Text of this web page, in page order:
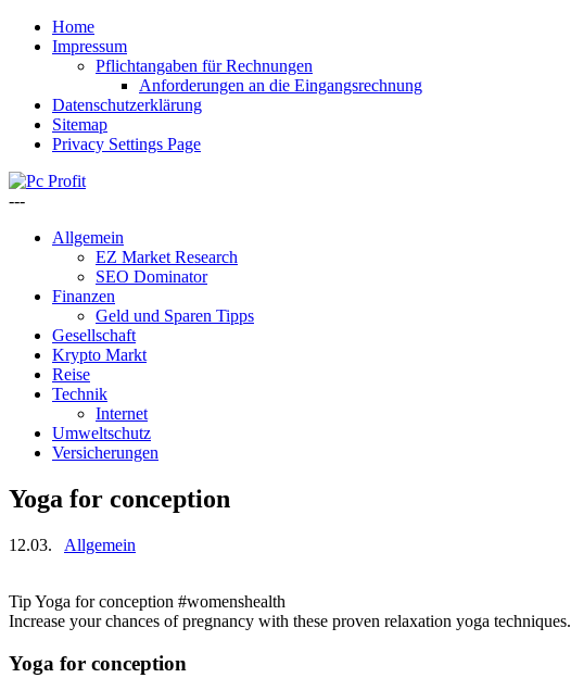
Home
Impressum
Pflichtangaben für Rechnungen
Anforderungen an die Eingangsrechnung
Datenschutzerklärung
Sitemap
Privacy Settings Page
---
Allgemein
EZ Market Research
SEO Dominator
Finanzen
Geld und Sparen Tipps
Gesellschaft
Krypto Markt
Reise
Technik
Internet
Umweltschutz
Versicherungen
Yoga for conception
12.03. Allgemein
Tip Yoga for conception #womenshealth
Increase your chances of pregnancy with these proven relaxation yoga techniques.
Yoga for conception